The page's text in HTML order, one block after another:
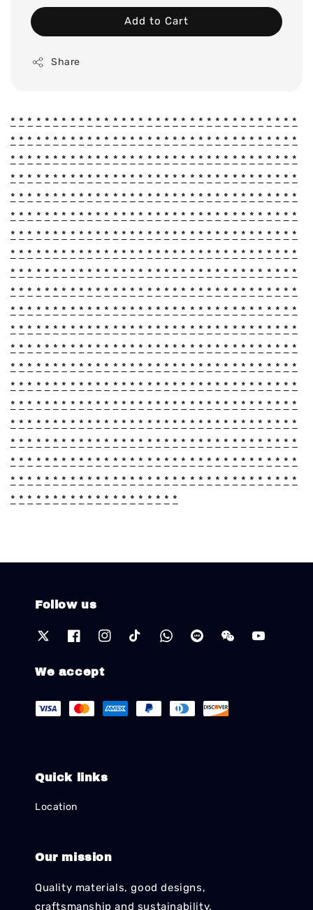
Add to Cart
Share
* * * * * * * * * * * * * * * * * * * * * * * * * * * * * * * * * *
* * * * * * * * * * * * * * * * * * * * * * * * * * * * * * * * * *
* * * * * * * * * * * * * * * * * * * * * * * * * * * * * * * * * *
* * * * * * * * * * * * * * * * * * * * * * * * * * * * * * * * * *
* * * * * * * * * * * * * * * * * * * * * * * * * * * * * * * * * *
* * * * * * * * * * * * * * * * * * * * * * * * * * * * * * * * * *
* * * * * * * * * * * * * * * * * * * * * * * * * * * * * * * * * *
* * * * * * * * * * * * * * * * * * * * * * * * * * * * * * * * * *
* * * * * * * * * * * * * * * * * * * * * * * * * * * * * * * * * *
* * * * * * * * * * * * * * * * * * * * * * * * * * * * * * * * * *
* * * * * * * * * * * * * * * * * * * * * * * * * * * * * * * * * *
* * * * * * * * * * * * * * * * * * * * * * * * * * * * * * * * * *
* * * * * * * * * * * * * * * * * * * * * * * * * * * * * * * * * *
* * * * * * * * * * * * * * * * * * * * * * * * * * * * * * * * * *
* * * * * * * * * * * * * * * * * * * * * * * * * * * * * * * * * *
* * * * * * * * * * * * * * * * * * * * * * * * * * * * * * * * * *
* * * * * * * * * * * * * * * * * * * * * * * * * * * * * * * * * *
* * * * * * * * * * * * * * * * * * * * * * * * * * * * * * * * * *
* * * * * * * * * * * * * * * * * * * * * * * * * * * * * * * * * *
* * * * * * * * * * * * * * * * * * * * * * * * * * * * * * * * * *
* * * * * * * * * * * * * * * * * * * *
Follow us
We accept
Quick links
Location
Our mission
Quality materials, good designs,
craftsmanship and sustainability.